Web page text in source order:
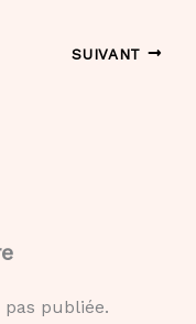
SUIVANT
publiée.